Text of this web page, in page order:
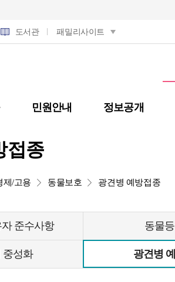
도서관 패밀리사이트
민원안내 정보공개
접종
제/고용 동물보호 광견병 예방접종
준수사항 동물등
중성화 광견병